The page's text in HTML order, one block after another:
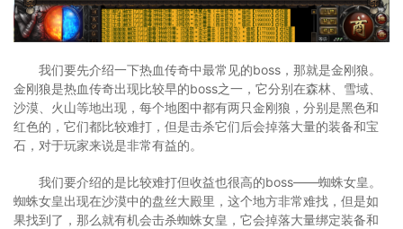
我们要先介绍一下热血传奇中最常见的boss，那就是金刚狼。
金刚狼是热血传奇出现比较早的boss之一，它分别在森林、雪域、
沙漠、火山等地出现，每个地图中都有两只金刚狼，分别是黑色和
红色的，它们都比较难打，但是击杀它们后会掉落大量的装备和宝
石，对于玩家来说是非常有益的。
我们要介绍的是比较难打但收益也很高的boss——蜘蛛女皇。
蜘蛛女皇出现在沙漠中的盘丝大殿里，这个地方非常难找，但是如
果找到了，那么就有机会击杀蜘蛛女皇，它会掉落大量绑定装备和